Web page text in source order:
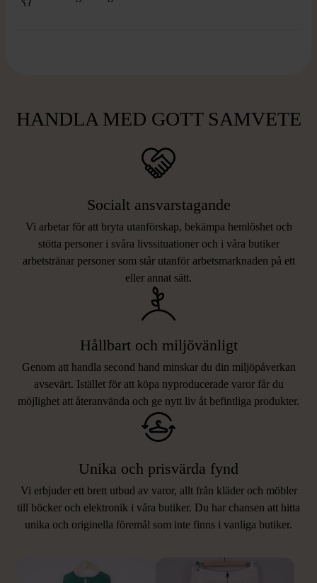
HANDLA MED GOTT SAMVETE
Socialt ansvarstagande
Vi arbetar för att bryta utanförskap, bekämpa hemlöshet och
stötta personer i svåra livssituationer och i våra butiker
arbetstränar personer som står utanför arbetsmarknaden på ett
eller annat sätt.
Hållbart och miljövänligt
Genom att handla second hand minskar du din miljöpåverkan
avsevärt. Istället för att köpa nyproducerade varor får du
möjlighet att återanvända och ge nytt liv åt befintliga produkter.
Unika och prisvärda fynd
Vi erbjuder ett brett utbud av varor, allt från kläder och möbler
till böcker och elektronik i våra butiker. Du har chansen att hitta
unika och originella föremål som inte finns i vanliga butiker.
LIKNANDE PRODUKTER
Hitta produkter som påminner om denna